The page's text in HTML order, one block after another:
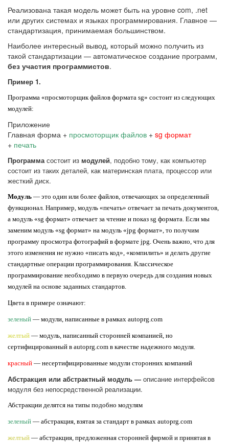
Реализована такая модель может быть на уровне com, .net
или других системах и языках программирования. Главное —
стандартизация, принимаемая большинством.
Наиболее интересный вывод, который можно получить из
такой стандартизации — автоматическое создание программ,
без участия программистов.
Пример 1.
Программа «просмоторщик файлов формата sg» состоит из следующих
модулей:
Приложение
Главная форма + просмоторщик файлов + sg формат
+ печать
Программасостоит из модулей, подобно тому, как компьютер
состоит из таких деталей, как материнская плата, процессор или
жесткий диск.
Модуль — это один или более файлов, отвечающих за определенный
функционал. Например, модуль «печать» отвечает за печать документов,
а модуль «sg формат» отвечает за чтение и показ sg формата. Если мы
заменим модуль «sg формат» на модуль «jpg формат», то получим
программу просмотра фотографий в формате jpg. Очень важно, что для
этого изменения не нужно «писать код», «компилить» и делать другие
стандартные операции программирования. Классическое
программирование необходимо в первую очередь для создания новых
модулей на основе заданных стандартов.
Цвета в примере означают:
зеленый — модули, написанные в рамках autoprg.com
желтый — модуль, написанный сторонней компанией, но
сертифицированный в autoprg.com в качестве надежного модуля.
красный — несертифицированные модули сторонних компаний
Абстракция или абстрактный модуль — описание интерфейсов
модуля без непосредственной реализации.
Абстракции делятся на типы подобно модулям
зеленый — абстракция, взятая за стандарт в рамках autoprg.com
желтый — абстракция, предложенная сторонней фирмой и принятая в